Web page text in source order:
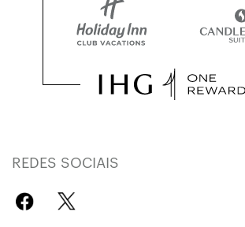
REDES SOCIAIS